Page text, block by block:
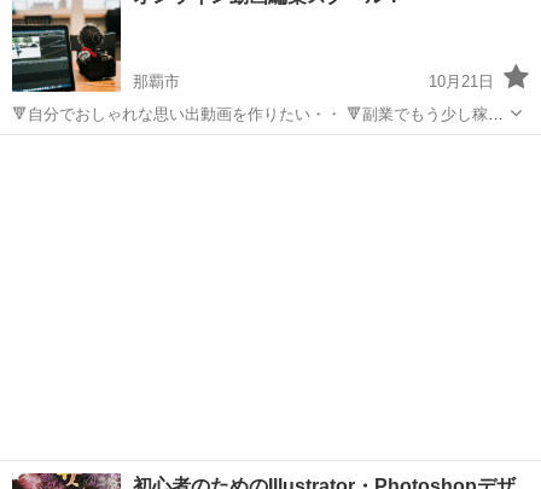
やすいよう、「何...
那覇市
10月21日
🔻自分でおしゃれな思い出動画を作りたい・・ 🔻副業でもう少し稼ぎ
たい・・ 🔻何から始めたらいいかが分からない・・ 🔻動画編集スクー